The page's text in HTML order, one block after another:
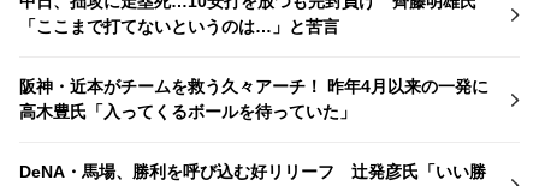
「ここまで打てないというのは…」と苦言
阪神・近本がチームを救う久々アーチ！ 昨年4月以来の一発に
高木豊氏「入ってくるボールを待っていた」
DeNA・馬場、勝利を呼び込む好リリーフ 辻発彦氏「いい勝